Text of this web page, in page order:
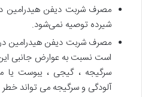
مصرف شربت دیفن هیدرامین
شیرده توصیه نمی‌شود.
مصرف شربت دیفن هیدرامین
است نسبت به عوارض جانبی
سرگیجه ، گیجی ، یبوست یا
آلودگی و سرگیجه می تواند خطر